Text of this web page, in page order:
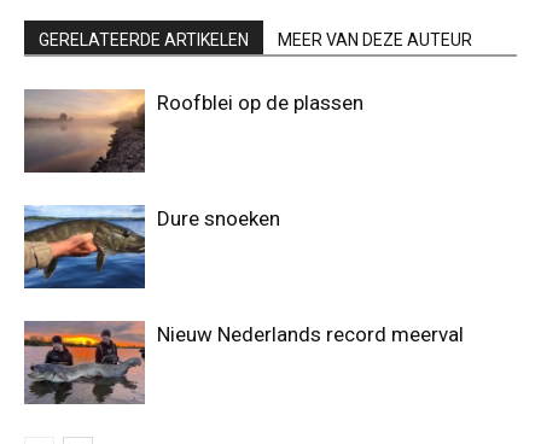
GERELATEERDE ARTIKELEN MEER VAN DEZE AUTEUR
Roofblei op de plassen
Dure snoeken
Nieuw Nederlands record meerval